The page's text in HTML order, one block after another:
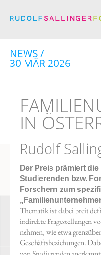
NEWS /
30 MÄR 2026
IN
Rudolf
Der Preis prämiert
Studierenden bzw.
Forschern zum
Thematik ist dabei breit
indirekte Fragestellungen
nehmen, wie etwa
Geschäftsbeziehungen.